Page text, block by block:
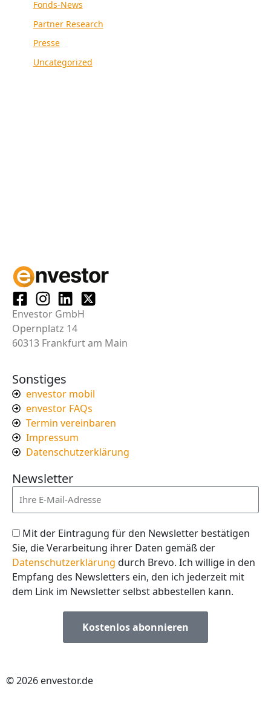
Fonds-News
Partner Research
Presse
Uncategorized
Envestor GmbH
Opernplatz 14
60313 Frankfurt am Main
Sonstiges
envestor mobil
envestor FAQs
Termin vereinbaren
Impressum
Datenschutzerklärung
Newsletter
Mit der Eintragung für den Newsletter bestätigen
Sie, die Verarbeitung ihrer Daten gemäß der
Datenschutzerklärung durch Brevo. Ich willige in den
Empfang des Newsletters ein, den ich jederzeit mit
dem Link im Newsletter selbst abbestellen kann.
Kostenlos abonnieren
© 2026 envestor.de